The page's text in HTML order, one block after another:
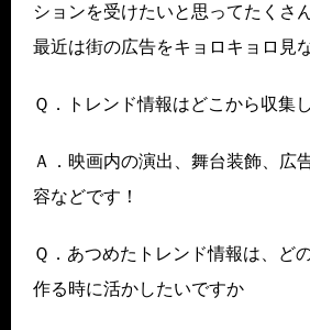
ションを受けたいと思ってたくさ
最近は街の広告をキョロキョロ見
Ｑ．トレンド情報はどこから収集
Ａ．映画内の演出、舞台装飾、広
容などです！
Ｑ．あつめたトレンド情報は、ど
作る時に活かしたいですか